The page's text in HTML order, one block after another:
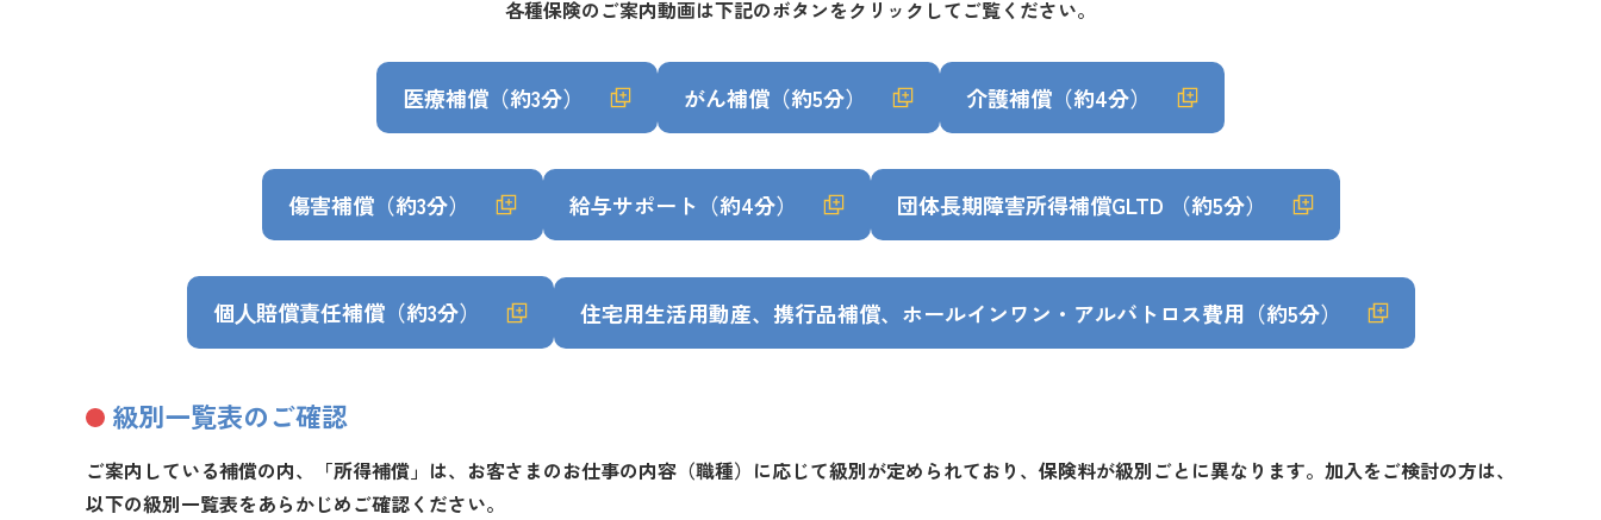
各種保険のご案内動画は下記のボタンをクリックしてご覧ください。
医療補償（約3分） がん補償（約5分） 介護補償（約4分）
傷害補償（約3分） 給与サポート（約4分） 団体長期障害所得補償GLTD （約5分）
個⼈賠償責任補償（約3分） 住宅用生活用動産、携行品補償、ホールインワン・アルバトロス費用（約5分）
級別一覧表のご確認
ご案内している補償の内、「所得補償」は、お客さまのお仕事の内容（職種）に応じて級別が定められており、保険料が級別ごとに異なります。加入をご検討の方は、
以下の級別一覧表をあらかじめご確認ください。